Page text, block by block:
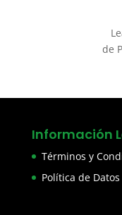
de
Información
Términos y
Política de Datos